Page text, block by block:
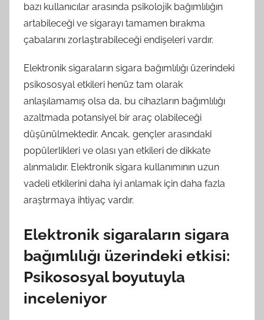
bazı kullanıcılar arasında psikolojik bağımlılığın
artabileceği ve sigarayı tamamen bırakma
çabalarını zorlaştırabileceği endişeleri vardır.
Elektronik sigaraların sigara bağımlılığı üzerindeki
psikososyal etkileri henüz tam olarak
anlaşılamamış olsa da, bu cihazların bağımlılığı
azaltmada potansiyel bir araç olabileceği
düşünülmektedir. Ancak, gençler arasındaki
popülerlikleri ve olası yan etkileri de dikkate
alınmalıdır. Elektronik sigara kullanımının uzun
vadeli etkilerini daha iyi anlamak için daha fazla
araştırmaya ihtiyaç vardır.
Elektronik sigaraların sigara
bağımlılığı üzerindeki etkisi:
Psikososyal boyutuyla
inceleniyor